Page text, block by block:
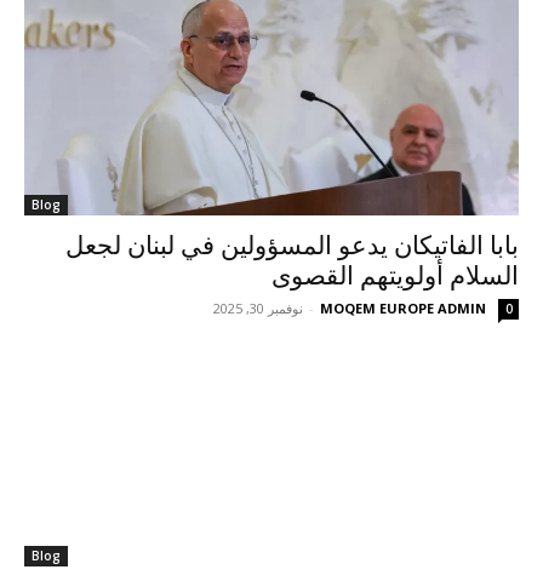
Blog
بابا الفاتيكان يدعو المسؤولين في لبنان لجعل
السلام أولويتهم القصوى
MOQEM EUROPE ADMIN
- نوفمبر 30, 2025 0
Blog